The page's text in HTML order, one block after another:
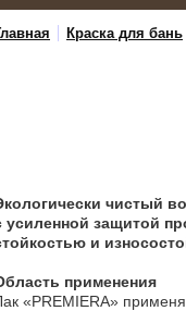
Краска для бань
чистый
усиленной защитой
и
применения
«PREMIERA»